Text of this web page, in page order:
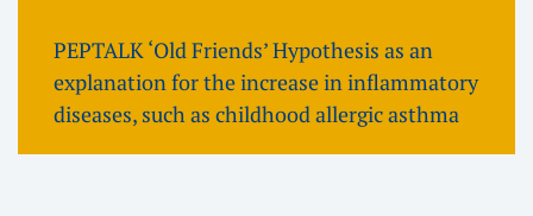
PEPTALK ‘Old Friends’ Hypothesis as an
explanation for the increase in inflammatory
diseases, such as childhood allergic asthma